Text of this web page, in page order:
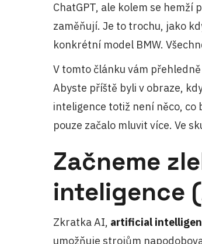
ChatGPT, ale kolem se hemží
zaměňují. Je to trochu, jako
konkrétní model BMW.
V tomto článku vám
Abyste příště byli v obraze,
inteligence totiž není něco, co
pouze začalo mluvit více. Ve
Začneme
inteligence
Zkratka AI, artificial
umožňuje strojům